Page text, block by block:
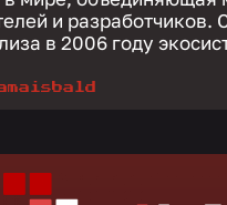
и разработчиков.
в 2006 году